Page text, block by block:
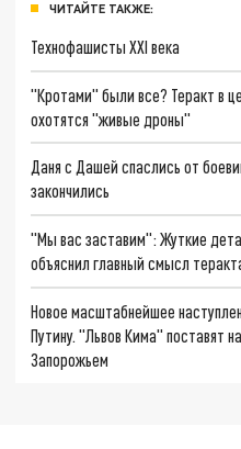
ЧИТАЙТЕ ТАКЖЕ:
Технофашисты XXI века
"Кротами" были все? Теракт в
охотятся "живые дроны"
Даня с Дашей спаслись от
закончились
"Мы вас заставим": Жуткие
объяснил главный смысл
Новое масштабнейшее
Путину. "Львов Кима" поставят
Запорожьем